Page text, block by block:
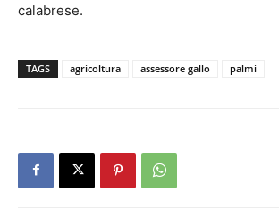
calabrese.
TAGS agricoltura assessore gallo palmi